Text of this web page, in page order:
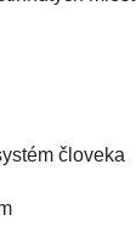
človeka